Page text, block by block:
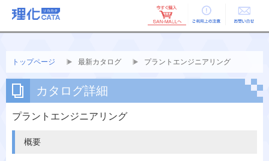
ご利用上の お問い合せ
トップページ 最新カタログ プラントエンジニアリング
カタログ詳細
プラントエンジニアリング
概要